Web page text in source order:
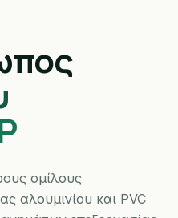
ομίλους
αλουμινίου και PVC